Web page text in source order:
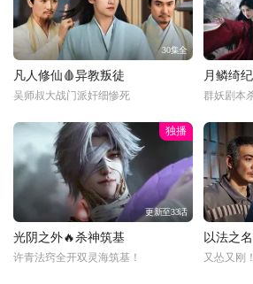
30集全
凡人修仙🩸异教叛徒
吴师叔大战门派奸细惨死
月鳞绮
群妖剧本
独播
更新至33话
光阴之外🔥杀神筑基
许青法窍全开双灵海筑基！
以法之
又怂又刚